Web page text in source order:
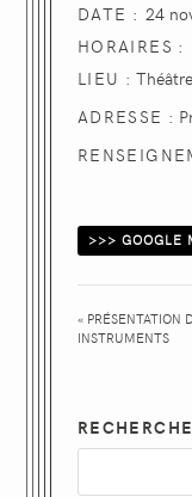
DATE : 24
HORAIRES :
LIEU :
>>> GOOGLE
«PRÉSENTATION
INSTRUMENTS